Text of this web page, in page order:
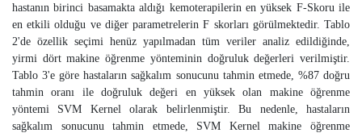
hastanın birinci basamakta aldığı kemoterapilerin en yüksek F-Skoru ile
en etkili olduğu ve diğer parametrelerin F skorları görülmektedir. Tablo
2'de özellik seçimi henüz yapılmadan tüm veriler analiz edildiğinde,
yirmi dört makine öğrenme yönteminin doğruluk değerleri verilmiştir.
Tablo 3'e göre hastaların sağkalım sonucunu tahmin etmede, %87 doğru
tahmin oranı ile doğruluk değeri en yüksek olan makine öğrenme
yöntemi SVM Kernel olarak belirlenmiştir. Bu nedenle, hastaların
sağkalım sonucunu tahmin etmede, SVM Kernel makine öğrenme